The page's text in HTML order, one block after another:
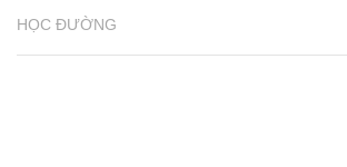
HỌC ĐƯỜNG